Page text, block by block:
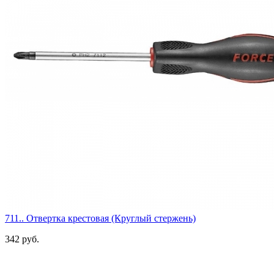
711.. Отвертка крестовая (Круглый стержень)
342 руб.